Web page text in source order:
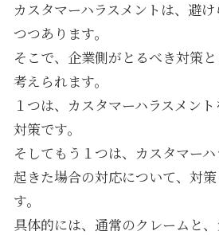
カスタマーハラスメントは、避
つつあります。
そこで、企業側がとるべき対策
考えられます。
１つは、カスタマーハラスメン
対策です。
そしてもう１つは、カスタマー
起きた場合の対応について、対
す。
具体的には、通常のクレームと